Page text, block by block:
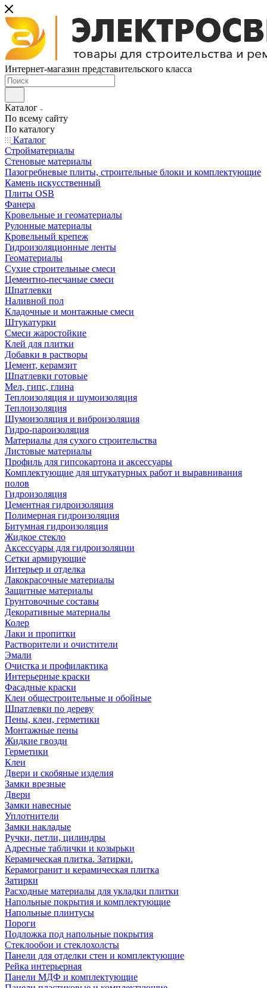
Интернет-магазин представительского класса
Каталог
По всему сайту
По каталогу
Каталог
Стройматериалы
Стеновые материалы
Пазогребневые плиты, строительные блоки и комплектующие
Камень искусственный
Плиты OSB
Фанера
Кровельные и геоматериалы
Рулонные материалы
Кровельный крепеж
Гидроизоляционные ленты
Геоматериалы
Сухие строительные смеси
Цементно-песчаные смеси
Шпатлевки
Наливной пол
Кладочные и монтажные смеси
Штукатурки
Смеси жаростойкие
Клей для плитки
Добавки в растворы
Цемент, керамзит
Шпатлевки готовые
Мел, гипс, глина
Теплоизоляция и шумоизоляция
Теплоизоляция
Шумоизоляция и виброизоляция
Гидро-пароизоляция
Материалы для сухого строительства
Листовые материалы
Профиль для гипсокартона и аксессуары
Комплектующие для штукатурных работ и выравнивания
полов
Гидроизоляция
Цементная гидроизоляция
Полимерная гидроизоляция
Битумная гидроизоляция
Жидкое стекло
Аксессуары для гидроизоляции
Сетки армирующие
Интерьер и отделка
Лакокрасочные материалы
Защитные материалы
Грунтовочные составы
Декоративные материалы
Колер
Лаки и пропитки
Растворители и очистители
Эмали
Очистка и профилактика
Интерьерные краски
Фасадные краски
Клеи общестроительные и обойные
Шпатлевки по дереву
Пены, клеи, герметики
Монтажные пены
Жидкие гвозди
Герметики
Клеи
Двери и скобяные изделия
Замки врезные
Двери
Замки навесные
Уплотнители
Замки накладые
Ручки, петли, цилиндры
Адресные таблички и козырьки
Керамическая плитка. Затирки.
Керамогранит и керамическая плитка
Затирки
Расходные материалы для укладки плитки
Напольные покрытия и комплектующие
Напольные плинтусы
Пороги
Подложка под напольные покрытия
Стеклообои и стеклохолсты
Панели для отделки стен и комплектующие
Рейка интерьерная
Панели МДФ и комплектующие